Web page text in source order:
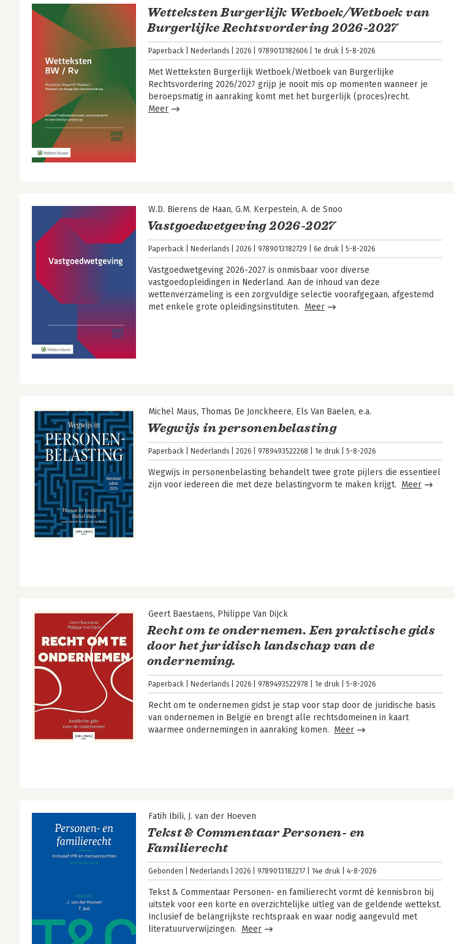
Wetteksten Burgerlijk Wetboek/Wetboek van
Burgerlijke Rechtsvordering 2026-2027
Paperback Nederlands 2026 9789013182606 1e druk 5-8-2026
Met Wetteksten Burgerlijk Wetboek/Wetboek van Burgerlijke
Rechtsvordering 2026/2027 grijp je nooit mis op momenten wanneer je
beroepsmatig in aanraking komt met het burgerlijk (proces)recht.
Meer
W.D. Bierens de Haan G.M. Kerpestein A. de Snoo
Vastgoedwetgeving 2026-2027
Paperback Nederlands 2026 9789013182729 6e druk 5-8-2026
Vastgoedwetgeving 2026-2027 is onmisbaar voor diverse
vastgoedopleidingen in Nederland. Aan de inhoud van deze
wettenverzameling is een zorgvuldige selectie voorafgegaan, afgestemd
met enkele grote opleidingsinstituten. Meer
Michel Maus Thomas De Jonckheere Els Van Baelen e.a.
Wegwijs in personenbelasting
Paperback Nederlands 2026 9789493522268 1e druk 5-8-2026
Wegwijs in personenbelasting behandelt twee grote pijlers die essentieel
zijn voor iedereen die met deze belastingvorm te maken krijgt. Meer
Geert Baestaens Philippe Van Dijck
Recht om te ondernemen. Een praktische gids
door het juridisch landschap van de
onderneming.
Paperback Nederlands 2026 9789493522978 1e druk 5-8-2026
Recht om te ondernemen gidst je stap voor stap door de juridische basis
van ondernemen in België en brengt alle rechtsdomeinen in kaart
waarmee ondernemingen in aanraking komen. Meer
Fatih Ibili J. van der Hoeven
Tekst & Commentaar Personen- en
Familierecht
Gebonden Nederlands 2026 9789013182217 14e druk 4-8-2026
Tekst & Commentaar Personen- en familierecht vormt dé kennisbron bij
uitstek voor een korte en overzichtelijke uitleg van de geldende wettekst.
Inclusief de belangrijkste rechtspraak en waar nodig aangevuld met
literatuurverwijzingen. Meer